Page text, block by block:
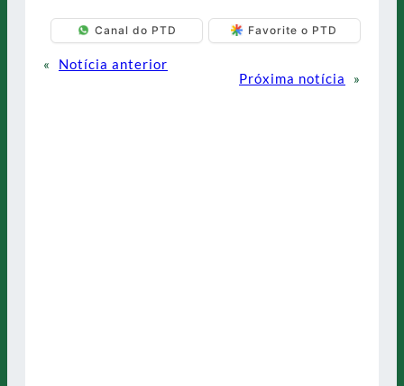
Canal do PTD Favorite o PTD
«
Notícia anterior
Próxima notícia
»